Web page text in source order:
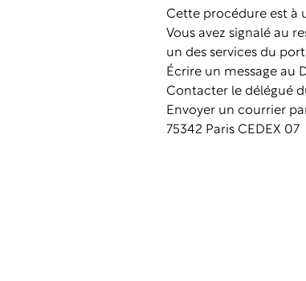
Cette procédure est à
Vous avez signalé au
un des services du
Écrire un message au
Contacter le délégué
Envoyer un courrier
75342 Paris CEDEX 07